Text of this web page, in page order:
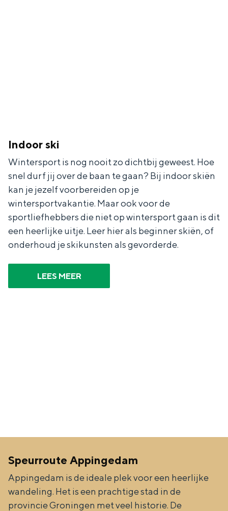
Indoor ski
Wintersport is nog nooit zo dichtbij geweest. Hoe
snel durf jij over de baan te gaan? Bij indoor skiën
kan je jezelf voorbereiden op je
wintersportvakantie. Maar ook voor de
sportliefhebbers die niet op wintersport gaan is dit
een heerlijke uitje. Leer hier als beginner skiën, of
onderhoud je skikunsten als gevorderde.
LEES MEER
Speurroute Appingedam
Appingedam is de ideale plek voor een heerlijke
wandeling. Het is een prachtige stad in de
provincie Groningen met veel historie. De